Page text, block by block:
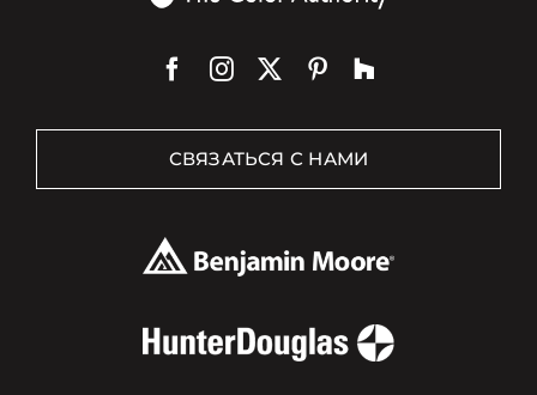
СВЯЗАТЬСЯ С НАМИ